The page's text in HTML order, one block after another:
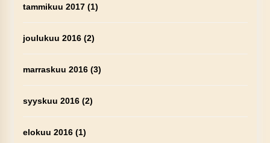
tammikuu 2017(1)
joulukuu 2016(2)
marraskuu 2016(3)
syyskuu 2016(2)
elokuu 2016(1)